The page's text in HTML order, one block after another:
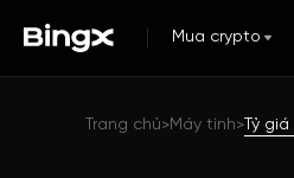
Mua crypto
Trang chủ>Máy tính> Tỷ